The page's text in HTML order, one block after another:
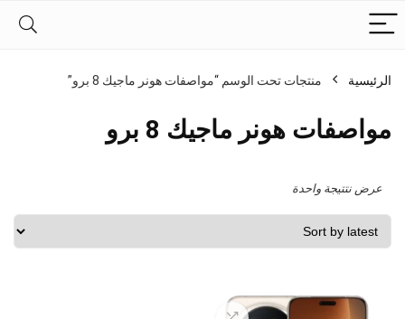
الرئيسية منتجات تحت الوسم “مواصفات هونر ماجيك 8 برو”
مواصفات هونر ماجيك 8 برو
عرض نتتيجة واحدة